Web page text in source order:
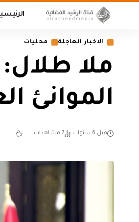
الاخبار العاجلة محليات
ملا
الموانئ
قبل 6 سنوات 7 مشاهدات